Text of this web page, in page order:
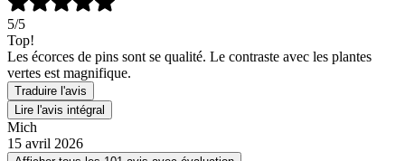
5/5
Top!
Les écorces de pins sont se qualité. Le contraste avec les plantes
vertes est magnifique.
Traduire l'avis
Lire l'avis intégral
Mich
15 avril 2026